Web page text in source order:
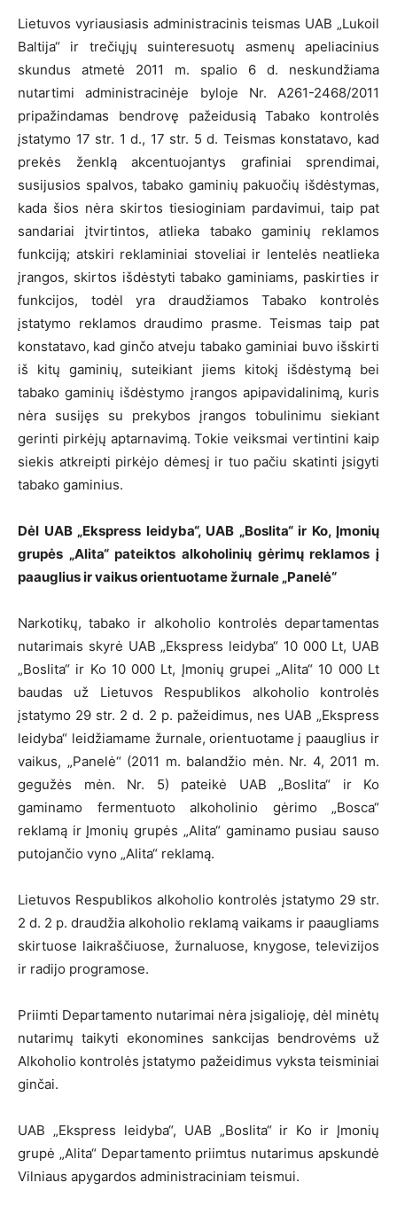
Lietuvos vyriausiasis administracinis teismas UAB „Lukoil
Baltija“ ir trečiųjų suinteresuotų asmenų apeliacinius
skundus atmetė 2011 m. spalio 6 d. neskundžiama
nutartimi administracinėje byloje Nr. A261-2468/2011
pripažindamas bendrovę pažeidusią Tabako kontrolės
įstatymo 17 str. 1 d., 17 str. 5 d. Teismas konstatavo, kad
prekės ženklą akcentuojantys grafiniai sprendimai,
susijusios spalvos, tabako gaminių pakuočių išdėstymas,
kada šios nėra skirtos tiesioginiam pardavimui, taip pat
sandariai įtvirtintos, atlieka tabako gaminių reklamos
funkciją; atskiri reklaminiai stoveliai ir lentelės neatlieka
įrangos, skirtos išdėstyti tabako gaminiams, paskirties ir
funkcijos, todėl yra draudžiamos Tabako kontrolės
įstatymo reklamos draudimo prasme. Teismas taip pat
konstatavo, kad ginčo atveju tabako gaminiai buvo išskirti
iš kitų gaminių, suteikiant jiems kitokį išdėstymą bei
tabako gaminių išdėstymo įrangos apipavidalinimą, kuris
nėra susijęs su prekybos įrangos tobulinimu siekiant
gerinti pirkėjų aptarnavimą. Tokie veiksmai vertintini kaip
siekis atkreipti pirkėjo dėmesį ir tuo pačiu skatinti įsigyti
tabako gaminius.
Dėl UAB „Ekspress leidyba“, UAB „Boslita“ ir Ko, Įmonių
grupės „Alita“ pateiktos alkoholinių gėrimų reklamos į
paauglius ir vaikus orientuotame žurnale „Panelė“
Narkotikų, tabako ir alkoholio kontrolės departamentas
nutarimais skyrė UAB „Ekspress leidyba“ 10 000 Lt, UAB
„Boslita“ ir Ko 10 000 Lt, Įmonių grupei „Alita“ 10 000 Lt
baudas už Lietuvos Respublikos alkoholio kontrolės
įstatymo 29 str. 2 d. 2 p. pažeidimus, nes UAB „Ekspress
leidyba“ leidžiamame žurnale, orientuotame į paauglius ir
vaikus, „Panelė“ (2011 m. balandžio mėn. Nr. 4, 2011 m.
gegužės mėn. Nr. 5) pateikė UAB „Boslita“ ir Ko
gaminamo fermentuoto alkoholinio gėrimo „Bosca“
reklamą ir Įmonių grupės „Alita“ gaminamo pusiau sauso
putojančio vyno „Alita“ reklamą.
Lietuvos Respublikos alkoholio kontrolės įstatymo 29 str.
2 d. 2 p. draudžia alkoholio reklamą vaikams ir paaugliams
skirtuose laikraščiuose, žurnaluose, knygose, televizijos
ir radijo programose.
Priimti Departamento nutarimai nėra įsigalioję, dėl minėtų
nutarimų taikyti ekonomines sankcijas bendrovėms už
Alkoholio kontrolės įstatymo pažeidimus vyksta teisminiai
ginčai.
UAB „Ekspress leidyba“, UAB „Boslita“ ir Ko ir Įmonių
grupė „Alita“ Departamento priimtus nutarimus apskundė
Vilniaus apygardos administraciniam teismui.